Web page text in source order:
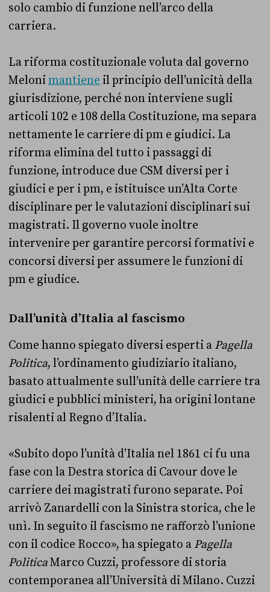
solo cambio di funzione nell’arco della
carriera.
La riforma costituzionale voluta dal governo
Melonimantiene il principio dell’unicità della
giurisdizione, perché non interviene sugli
articoli 102 e 108 della Costituzione, ma separa
nettamente le carriere di pm e giudici. La
riforma elimina del tutto i passaggi di
funzione, introduce due CSM diversi per i
giudici e per i pm, e istituisce un’Alta Corte
disciplinare per le valutazioni disciplinari sui
magistrati. Il governo vuole inoltre
intervenire per garantire percorsi formativi e
concorsi diversi per assumere le funzioni di
pm e giudice.
Dall’unità d’Italia al fascismo
Come hanno spiegato diversi esperti a Pagella
Politica, l’ordinamento giudiziario italiano,
basato attualmente sull’unità delle carriere tra
giudici e pubblici ministeri, ha origini lontane
risalenti al Regno d’Italia.
«Subito dopo l’unità d’Italia nel 1861 ci fu una
fase con la Destra storica di Cavour dove le
carriere dei magistrati furono separate. Poi
arrivò Zanardelli con la Sinistra storica, che le
unì. In seguito il fascismo ne rafforzò l’unione
con il codice Rocco», ha spiegato a Pagella
PoliticaMarco Cuzzi, professore di storia
contemporanea all’Università di Milano. Cuzzi